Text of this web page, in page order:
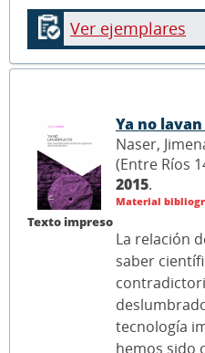
Ver ejemplares
Texto impreso
Ya no
Naser,
(Entre Ríos
2015.
Material
La relación
saber
tecnología
hemos sido